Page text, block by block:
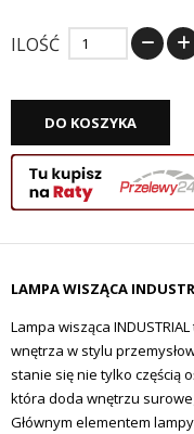
ILOŚĆ
DO KOSZYKA
LAMPA WISZĄCA
Lampa wisząca
wnętrza w stylu
stanie się nie tylko częścią
która doda wnętrzu
Głównym elementem